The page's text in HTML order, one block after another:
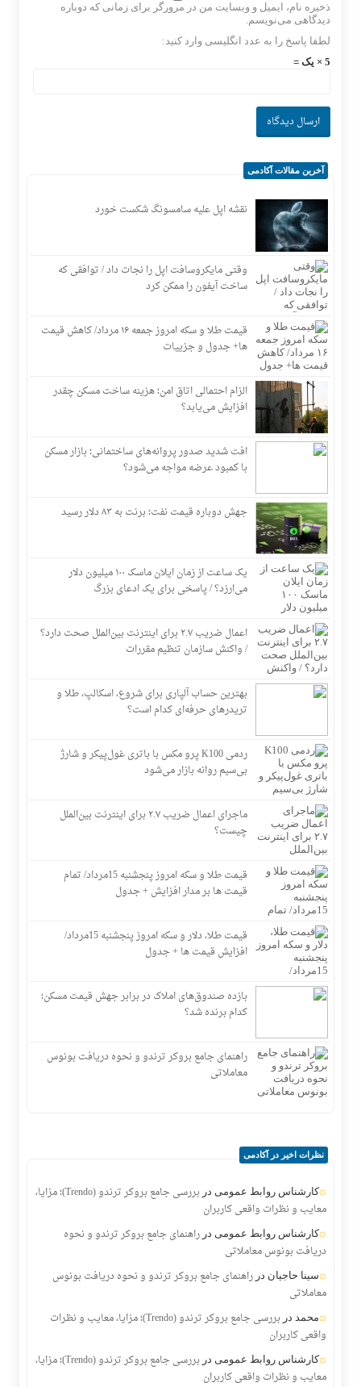
ذخیره نام، ایمیل و وبسایت من در مرورگر برای زمانی که دوباره
دیدگاهی می‌نویسم.
لطفا پاسخ را به عدد انگلیسی وارد کنید:
5 × یک =
آخرین مقالات آکادمی
نقشه اپل علیه سامسونگ شکست خورد
وقتی مایکروسافت اپل را نجات داد / توافقی که
ساخت آیفون را ممکن کرد
قیمت طلا و سکه امروز جمعه ۱۶ مرداد/ کاهش قیمت
ها+ جدول و جزییات
الزام احتمالی اتاق امن؛ هزینه ساخت مسکن چقدر
افزایش می‌یابد؟
افت شدید صدور پروانه‌های ساختمانی؛ بازار مسکن
با کمبود عرضه مواجه می‌شود؟
جهش دوباره قیمت نفت؛ برنت به ۸۳ دلار رسید
یک ساعت از زمان ایلان ماسک ۱۰۰ میلیون دلار
می‌ارزد؟ / پاسخی برای یک ادعای بزرگ
اعمال ضریب ۲.۷ برای اینترنت بین‌الملل صحت دارد؟
/ واکنش سازمان تنظیم مقررات
بهترین حساب آلپاری برای شروع، اسکالپ، طلا و
تریدرهای حرفه‌ای کدام است؟
ردمی K100 پرو مکس با باتری غول‌پیکر و شارژ
بی‌سیم روانه بازار می‌شود
ماجرای اعمال ضریب ۲.۷ برای اینترنت بین‌الملل
چیست؟
قیمت طلا و سکه امروز پنجشنبه 15مرداد/ تمام
قیمت ها بر مدار افزایش + جدول
قیمت طلا، دلار و سکه امروز پنجشنبه 15مرداد/
افزایش قیمت ها + جدول
بازده صندوق‌های املاک در برابر جهش قیمت مسکن؛
کدام برنده شد؟
راهنمای جامع بروکر ترندو و نحوه دریافت بونوس
معاملاتی
نظرات اخیر در آکادمی
کارشناس روابط عمومی در
بررسی جامع بروکر ترندو (Trendo)؛ مزایا،
معایب و نظرات واقعی کاربران
کارشناس روابط عمومی در راهنمای جامع بروکر ترندو و نحوه
دریافت بونوس معاملاتی
سینا حاجیان در راهنمای جامع بروکر ترندو و نحوه دریافت بونوس
معاملاتی
محمد در
بررسی جامع بروکر ترندو (Trendo)؛ مزایا، معایب و نظرات
واقعی کاربران
کارشناس روابط عمومی در
بررسی جامع بروکر ترندو (Trendo)؛ مزایا،
معایب و نظرات واقعی کاربران